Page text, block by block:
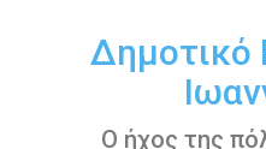
περιεχόμενοΔημοτικό
Ο ήχος της